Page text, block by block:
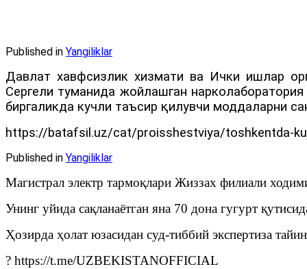
Published in Yangiliklar
Давлат хавфсизлик хизмати ва Ички ишлар
Сергели туманида жойлашган
биргаликда кучли таъсир қилувчи моддаларни
https://batafsil.uz/cat/proisshestviya/toshkentda-
Published in Yangiliklar
Магистрал электр тармоқлари Жиззах филиали
Унинг уйида сақланаётган яна 70 дона гугурт
Ҳозирда ҳолат юзасидан суд-тиббий экспертиза
? https://t.me/UZBEKISTANOFFICIAL